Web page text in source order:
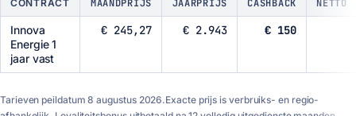
CONTRACT MAANDPRIJS JAARPRIJS CASHBACK NETTO
Innova
Energie 1
jaar vast
€ 245,27 € 2.943 € 150
Tarieven peildatum8 augustus 2026.Exacte prijs is verbruiks- en regio-